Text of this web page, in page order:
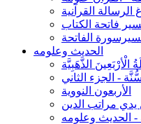
الرسالة القرآنية
فاتحة الكتاب
الفاتحة
الحديث وعلومه
الْأرْبَعِينَ الذَّهَبِيَّة
- الجزء الثاني
الأربعون النووية
يدي مراتب الدين
- الحديث وعلومه